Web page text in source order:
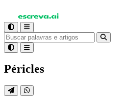
Péricles